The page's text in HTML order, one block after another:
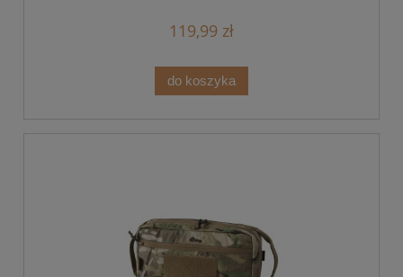
119,99 zł
do koszyka